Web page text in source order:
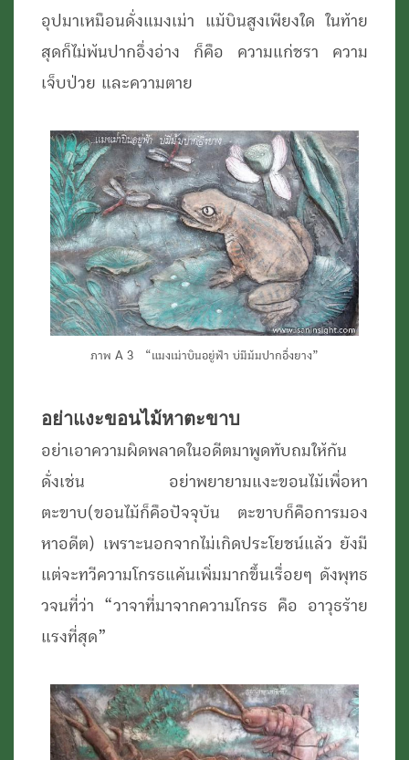
อุปมาเหมือนดั่งแมงเม่า แม้บินสูงเพียงใด ในท้าย
สุดก็ไม่พ้นปากอึ่งอ่าง ก็คือ ความแก่ชรา ความ
เจ็บป่วย และความตาย
ภาพ A 3 “แมงเม่าบินอยู่ฟ้า บ่มีม้มปากอึ่งยาง”
อย่าแงะขอนไม้หาตะขาบ
อย่าเอาความผิดพลาดในอดีตมาพูดทับถมให้กัน
ดั่งเช่น อย่าพยายามแงะขอนไม้เพื่อหา
ตะขาบ(ขอนไม้ก็คือปัจจุบัน ตะขาบก็คือการมอง
หาอดีต) เพราะนอกจากไม่เกิดประโยชน์แล้ว ยังมี
แต่จะทวีความโกรธแค้นเพิ่มมากขึ้นเรื่อยๆ ดังพุทธ
วจนที่ว่า “วาจาที่มาจากความโกรธ คือ อาวุธร้าย
แรงที่สุด”